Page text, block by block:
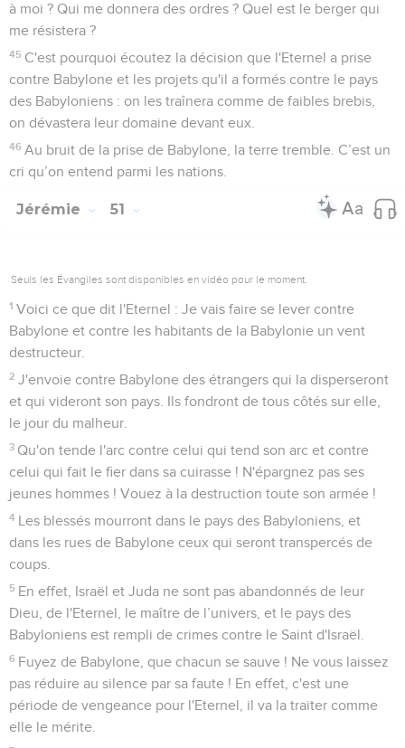
à moi ? Qui me donnera des ordres ? Quel est le berger qui
me résistera ?
45 C'est pourquoi écoutez la décision que l'Eternel a prise
contre Babylone et les projets qu'il a formés contre le pays
des Babyloniens : on les traînera comme de faibles brebis,
on dévastera leur domaine devant eux.
46 Au bruit de la prise de Babylone, la terre tremble. C’est un
cri qu’on entend parmi les nations.
Jérémie 51
Seuls les Évangiles sont disponibles en vidéo pour le moment.
1 Voici ce que dit l'Eternel : Je vais faire se lever contre
Babylone et contre les habitants de la Babylonie un vent
destructeur.
2 J'envoie contre Babylone des étrangers qui la disperseront
et qui videront son pays. Ils fondront de tous côtés sur elle,
le jour du malheur.
3 Qu'on tende l'arc contre celui qui tend son arc et contre
celui qui fait le fier dans sa cuirasse ! N'épargnez pas ses
jeunes hommes ! Vouez à la destruction toute son armée !
4 Les blessés mourront dans le pays des Babyloniens, et
dans les rues de Babylone ceux qui seront transpercés de
coups.
5 En effet, Israël et Juda ne sont pas abandonnés de leur
Dieu, de l'Eternel, le maître de l’univers, et le pays des
Babyloniens est rempli de crimes contre le Saint d'Israël.
6 Fuyez de Babylone, que chacun se sauve ! Ne vous laissez
pas réduire au silence par sa faute ! En effet, c'est une
période de vengeance pour l'Eternel, il va la traiter comme
elle le mérite.